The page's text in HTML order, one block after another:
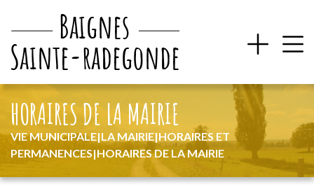
VIE MUNICIPALE|LA MAIRIE|HORAIRES ET
PERMANENCES|HORAIRES DE LA MAIRIE
HORAIRES DE LA MAIRIE